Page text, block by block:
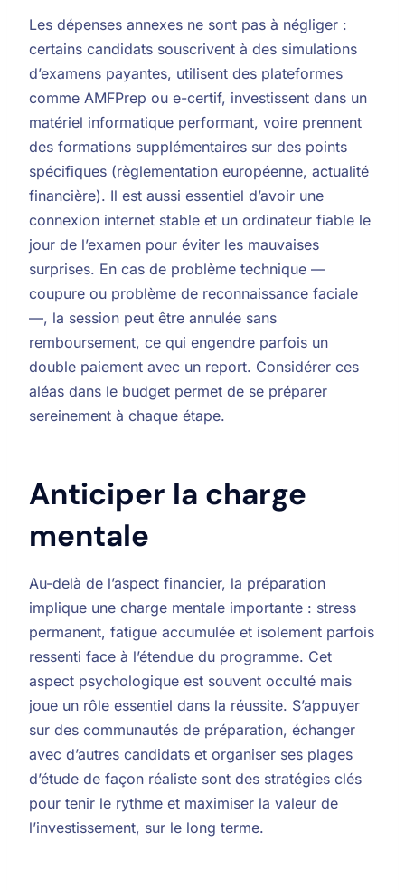
Les dépenses annexes ne sont pas à négliger :
certains candidats souscrivent à des simulations
d’examens payantes, utilisent des plateformes
comme AMFPrep ou e-certif, investissent dans un
matériel informatique performant, voire prennent
des formations supplémentaires sur des points
spécifiques (règlementation européenne, actualité
financière). Il est aussi essentiel d’avoir une
connexion internet stable et un ordinateur fiable le
jour de l’examen pour éviter les mauvaises
surprises. En cas de problème technique —
coupure ou problème de reconnaissance faciale
—, la session peut être annulée sans
remboursement, ce qui engendre parfois un
double paiement avec un report. Considérer ces
aléas dans le budget permet de se préparer
sereinement à chaque étape.
Anticiper la charge
mentale
Au-delà de l’aspect financier, la préparation
implique une charge mentale importante : stress
permanent, fatigue accumulée et isolement parfois
ressenti face à l’étendue du programme. Cet
aspect psychologique est souvent occulté mais
joue un rôle essentiel dans la réussite. S’appuyer
sur des communautés de préparation, échanger
avec d’autres candidats et organiser ses plages
d’étude de façon réaliste sont des stratégies clés
pour tenir le rythme et maximiser la valeur de
l’investissement, sur le long terme.